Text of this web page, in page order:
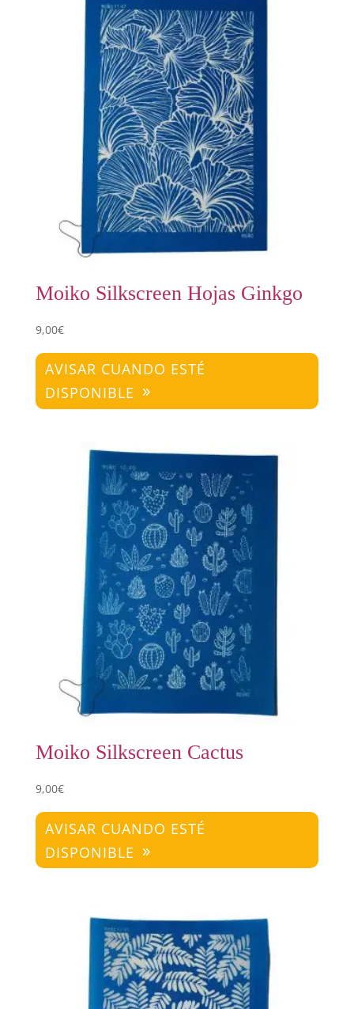
Moiko Silkscreen Hojas Ginkgo
9,00€
AVISAR CUANDO ESTÉ
DISPONIBLE
Moiko Silkscreen Cactus
9,00€
AVISAR CUANDO ESTÉ
DISPONIBLE